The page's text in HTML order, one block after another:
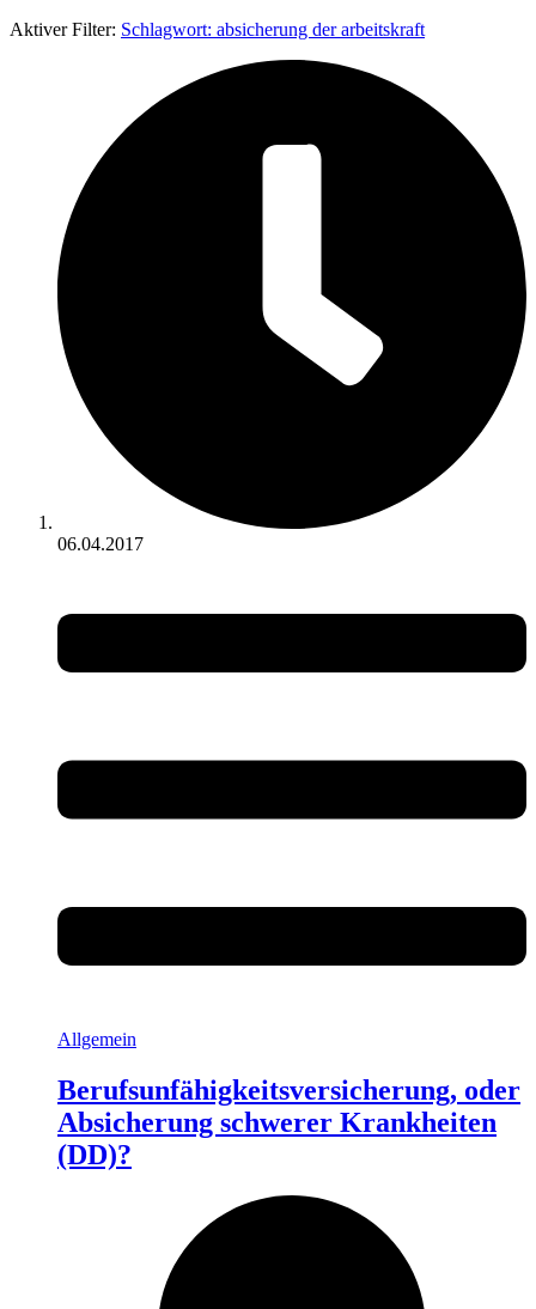
Aktiver Filter: Schlagwort: absicherung der arbeitskraft
06.04.2017
Allgemein
Berufsunfähigkeitsversicherung, oder
Absicherung schwerer Krankheiten
(DD)?